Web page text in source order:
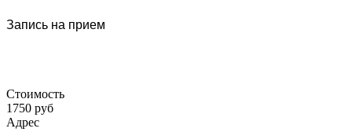
Запись на прием
Стоимость
1750 руб
Адрес